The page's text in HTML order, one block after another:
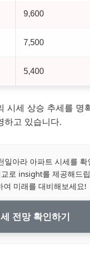
9,600
7,500
5,400
시세 상승 추세를 명
하고 있습니다.
일아라 아파트 시세를 확
로 insight를 제공해드
여 미래를 대비해보세요!
전망 확인하기